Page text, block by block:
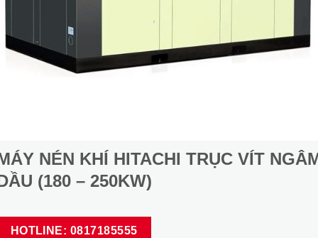
NÉN KHÍ HITACHI TRỤC VÍT
(180 – 250KW)
HOTLINE: 0817185555